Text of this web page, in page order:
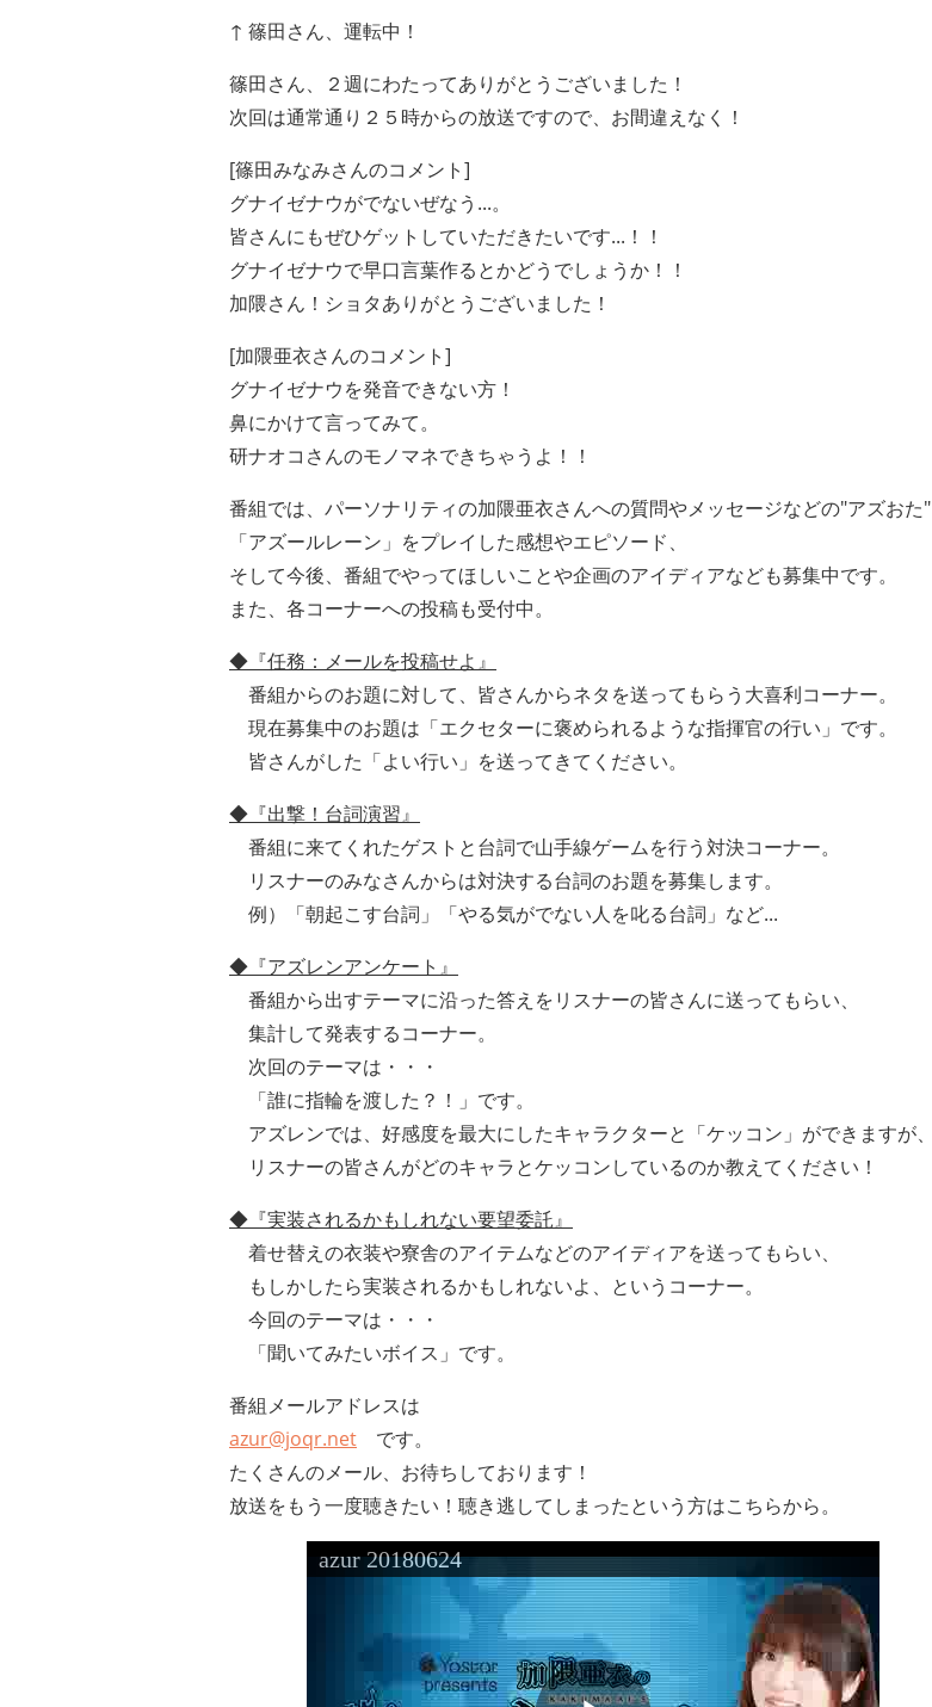
↑ 篠田さん、運転中！
篠田さん、２週にわたってありがとうございました！
次回は通常通り２５時からの放送ですので、お間違えなく！
[篠田みなみさんのコメント]
グナイゼナウがでないぜなう...。
皆さんにもぜひゲットしていただきたいです...！！
グナイゼナウで早口言葉作るとかどうでしょうか！！
加隈さん！ショタありがとうございました！
[加隈亜衣さんのコメント]
グナイゼナウを発音できない方！
鼻にかけて言ってみて。
研ナオコさんのモノマネできちゃうよ！！
番組では、パーソナリティの加隈亜衣さんへの質問やメッセージなどの"アズおた"
「アズールレーン」をプレイした感想やエピソード、
そして今後、番組でやってほしいことや企画のアイディアなども募集中です。
また、各コーナーへの投稿も受付中。
◆『任務：メールを投稿せよ』
番組からのお題に対して、皆さんからネタを送ってもらう大喜利コーナー。
現在募集中のお題は「エクセターに褒められるような指揮官の行い 」です。
皆さんがした「よい行い」を送ってきてください。
◆『出撃！台詞演習』
番組に来てくれたゲストと台詞で山手線ゲームを行う対決コーナー。
リスナーのみなさんからは対決する台詞のお題を募集します。
例）「朝起こす台詞」「やる気がでない人を叱る台詞」など...
◆『アズレンアンケート』
番組から出すテーマに沿った答えをリスナーの皆さんに送ってもらい、
集計して発表するコーナー。
次回のテーマは・・・
「誰に指輪を渡した？！」 です。
アズレンでは、好感度を最大にしたキャラクターと「ケッコン」ができますが、
リスナーの皆さんがどのキャラとケッコンしているのか教えてください！
◆『実装されるかもしれない要望委託』
着せ替えの衣装や寮舎のアイテムなどのアイディアを送ってもらい、
もしかしたら実装されるかもしれないよ、というコーナー。
今回のテーマは・・・
「聞いてみたいボイス」 です。
番組メールアドレスは
azur@joqr.net です。
たくさんのメール、お待ちしております！
放送をもう一度聴きたい！聴き逃してしまったという方はこちらから。